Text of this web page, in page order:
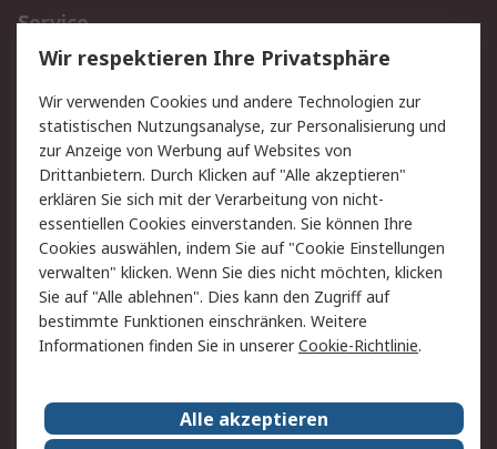
Service
Value Added Services
Lieferlösungen
Rücksendungen
Kontakt
Hilfe
Rechtliches
AGB
Datenschutz
Cookie-Richtlinie
Zahlungsbedingungen
Copyright/Impressum
Über RS
Karriere bei RS
Nachhaltigkeit
Wir respektieren Ihre Privatsphäre
Wir verwenden Cookies und andere Technologien zur
statistischen Nutzungsanalyse, zur Personalisierung und
zur Anzeige von Werbung auf Websites von
Drittanbietern. Durch Klicken auf "Alle akzeptieren"
erklären Sie sich mit der Verarbeitung von nicht-
essentiellen Cookies einverstanden. Sie können Ihre
Cookies auswählen, indem Sie auf "Cookie Einstellungen
verwalten" klicken. Wenn Sie dies nicht möchten, klicken
Sie auf "Alle ablehnen". Dies kann den Zugriff auf
bestimmte Funktionen einschränken. Weitere
Informationen finden Sie in unsererCookie-Richtlinie.
Alle akzeptieren